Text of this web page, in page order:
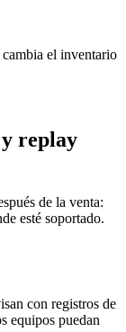
el inventario
replay
de la venta:
esté soportado.
con registros de
equipos puedan